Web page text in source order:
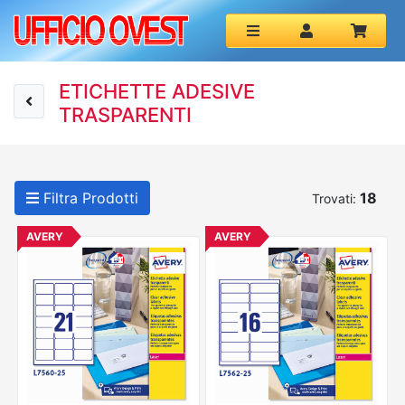
ETICHETTE ADESIVE
TRASPARENTI
Filtra Prodotti Trovati: 18
AVERY AVERY